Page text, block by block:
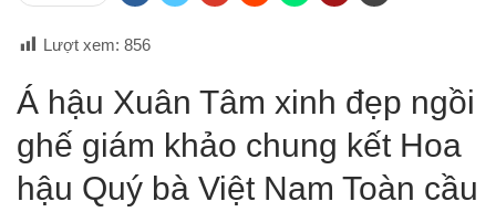
Lượt xem: 856
Á hậu Xuân Tâm xinh đẹp ngồi
ghế giám khảo chung kết Hoa
hậu Quý bà Việt Nam Toàn cầu